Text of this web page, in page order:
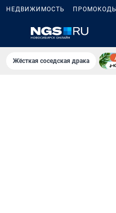
НЕДВИЖИМОСТЬ ПРОМОКОДЫ
Жёсткая соседская драка